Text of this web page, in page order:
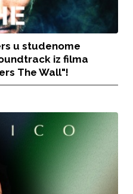
u studenome
iz filma
The Wall"!